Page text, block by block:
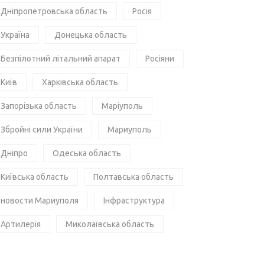
Дніпропетровська область Росія
Україна Донецька область
Безпілотний літальний апарат Росіяни
Київ Харківська область
Запорізька область Маріуполь
Збройні сили України Мариуполь
Дніпро Одеська область
Київська область Полтавська область
новости Мариуполя Інфраструктура
Артилерія Миколаївська область